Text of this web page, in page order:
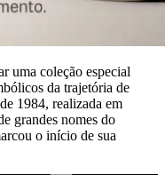
uma coleção especial
da trajetória de
1984, realizada em
grandes nomes do
o início de sua